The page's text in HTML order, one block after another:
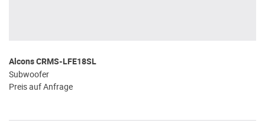
Alcons CRMS-LFE18SL
Subwoofer
Preis auf Anfrage